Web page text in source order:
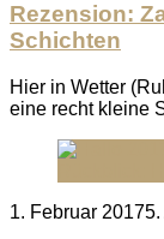
Rezension:
Schichten
Hier in Wetter
eine recht kleine
Posted
1. Februar 20175.